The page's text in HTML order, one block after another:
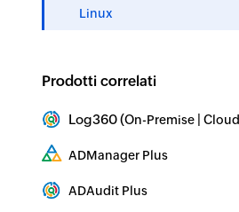
Linux
Prodotti correlati
Log360 (On-Premise |Cloud
ADManager Plus
ADAudit Plus